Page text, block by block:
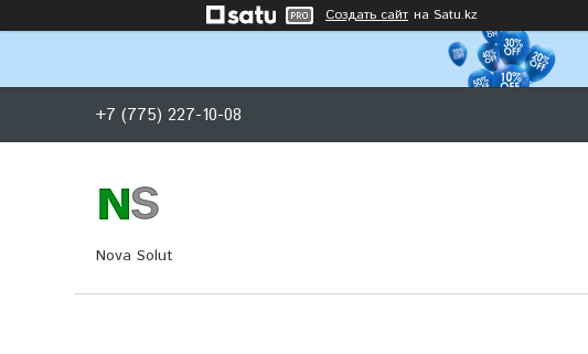
Создать сайт на Satu.kz
+7 (775) 227-10-08
Nova Solut